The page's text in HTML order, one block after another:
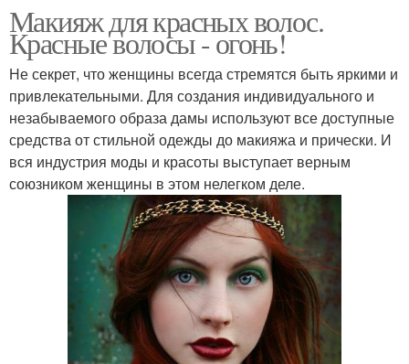
Макияж для красных волос.
Красные волосы - огонь!
Не секрет, что женщины всегда стремятся быть яркими и
привлекательными. Для создания индивидуального и
незабываемого образа дамы используют все доступные
средства от стильной одежды до макияжа и прически. И
вся индустрия моды и красоты выступает верным
союзником женщины в этом нелегком деле.